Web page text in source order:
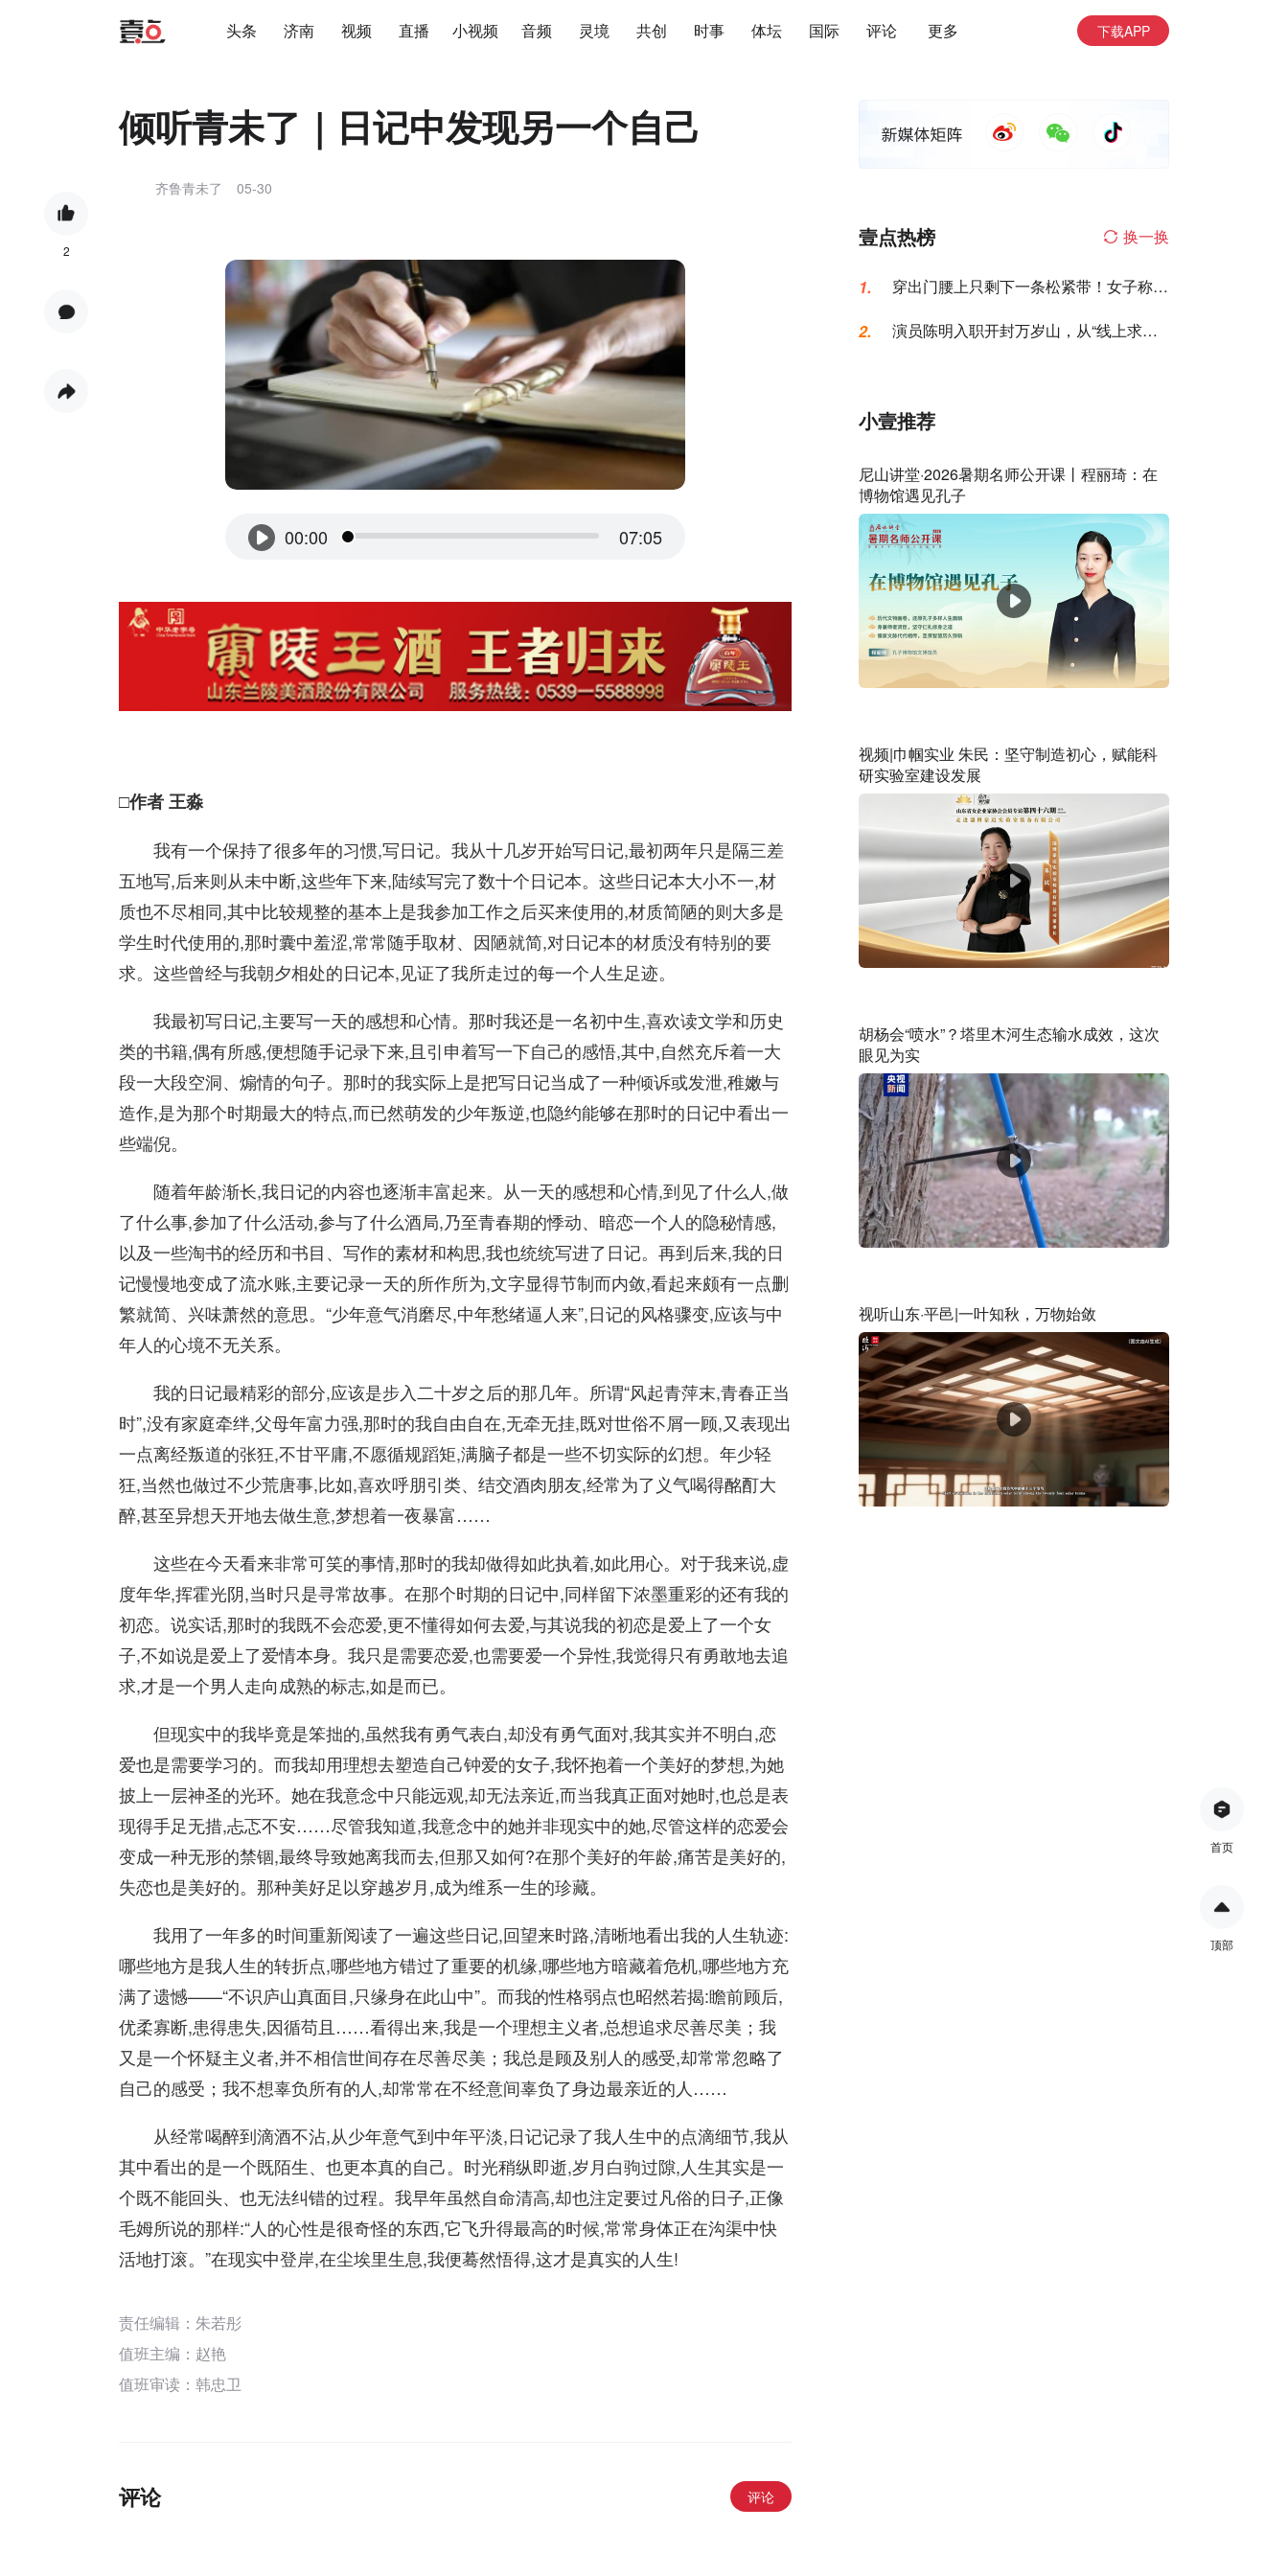
头条 济南 视频 直播 小视频 音频 灵境 共创 时事 体坛 国际 评论 更多 下载APP
2
倾听青未了｜日记中发现另一个自己
齐鲁青未了 05-30
07:05
□作者 王淼
我有一个保持了很多年的习惯,写日记。我从十几岁开始写日记,最初两年只是隔三差
五地写,后来则从未中断,这些年下来,陆续写完了数十个日记本。这些日记本大小不一,材
质也不尽相同,其中比较规整的基本上是我参加工作之后买来使用的,材质简陋的则大多是
学生时代使用的,那时囊中羞涩,常常随手取材、因陋就简,对日记本的材质没有特别的要
求。这些曾经与我朝夕相处的日记本,见证了我所走过的每一个人生足迹。
我最初写日记,主要写一天的感想和心情。那时我还是一名初中生,喜欢读文学和历史
类的书籍,偶有所感,便想随手记录下来,且引申着写一下自己的感悟,其中,自然充斥着一大
段一大段空洞、煽情的句子。那时的我实际上是把写日记当成了一种倾诉或发泄,稚嫩与
造作,是为那个时期最大的特点,而已然萌发的少年叛逆,也隐约能够在那时的日记中看出一
些端倪。
随着年龄渐长,我日记的内容也逐渐丰富起来。从一天的感想和心情,到见了什么人,做
了什么事,参加了什么活动,参与了什么酒局,乃至青春期的悸动、暗恋一个人的隐秘情感,
以及一些淘书的经历和书目、写作的素材和构思,我也统统写进了日记。再到后来,我的日
记慢慢地变成了流水账,主要记录一天的所作所为,文字显得节制而内敛,看起来颇有一点删
繁就简、兴味萧然的意思。“少年意气消磨尽,中年愁绪逼人来”,日记的风格骤变,应该与中
年人的心境不无关系。
我的日记最精彩的部分,应该是步入二十岁之后的那几年。所谓“风起青萍末,青春正当
时”,没有家庭牵绊,父母年富力强,那时的我自由自在,无牵无挂,既对世俗不屑一顾,又表现出
一点离经叛道的张狂,不甘平庸,不愿循规蹈矩,满脑子都是一些不切实际的幻想。年少轻
狂,当然也做过不少荒唐事,比如,喜欢呼朋引类、结交酒肉朋友,经常为了义气喝得酩酊大
醉,甚至异想天开地去做生意,梦想着一夜暴富……
这些在今天看来非常可笑的事情,那时的我却做得如此执着,如此用心。对于我来说,虚
度年华,挥霍光阴,当时只是寻常故事。在那个时期的日记中,同样留下浓墨重彩的还有我的
初恋。说实话,那时的我既不会恋爱,更不懂得如何去爱,与其说我的初恋是爱上了一个女
子,不如说是爱上了爱情本身。我只是需要恋爱,也需要爱一个异性,我觉得只有勇敢地去追
求,才是一个男人走向成熟的标志,如是而已。
但现实中的我毕竟是笨拙的,虽然我有勇气表白,却没有勇气面对,我其实并不明白,恋
爱也是需要学习的。而我却用理想去塑造自己钟爱的女子,我怀抱着一个美好的梦想,为她
披上一层神圣的光环。她在我意念中只能远观,却无法亲近,而当我真正面对她时,也总是表
现得手足无措,忐忑不安……尽管我知道,我意念中的她并非现实中的她,尽管这样的恋爱会
变成一种无形的禁锢,最终导致她离我而去,但那又如何?在那个美好的年龄,痛苦是美好的,
失恋也是美好的。那种美好足以穿越岁月,成为维系一生的珍藏。
我用了一年多的时间重新阅读了一遍这些日记,回望来时路,清晰地看出我的人生轨迹:
哪些地方是我人生的转折点,哪些地方错过了重要的机缘,哪些地方暗藏着危机,哪些地方充
满了遗憾——“不识庐山真面目,只缘身在此山中”。而我的性格弱点也昭然若揭:瞻前顾后,
优柔寡断,患得患失,因循苟且……看得出来,我是一个理想主义者,总想追求尽善尽美；我
又是一个怀疑主义者,并不相信世间存在尽善尽美；我总是顾及别人的感受,却常常忽略了
自己的感受；我不想辜负所有的人,却常常在不经意间辜负了身边最亲近的人……
从经常喝醉到滴酒不沾,从少年意气到中年平淡,日记记录了我人生中的点滴细节,我从
其中看出的是一个既陌生、也更本真的自己。时光稍纵即逝,岁月白驹过隙,人生其实是一
个既不能回头、也无法纠错的过程。我早年虽然自命清高,却也注定要过凡俗的日子,正像
毛姆所说的那样:“人的心性是很奇怪的东西,它飞升得最高的时候,常常身体正在沟渠中快
活地打滚。”在现实中登岸,在尘埃里生息,我便蓦然悟得,这才是真实的人生!
责任编辑：朱若彤
值班主编： 赵艳
值班审读：韩忠卫
评论 评论
壹点热榜 换一换
1.
穿出门腰上只剩下一条松紧带！女子称名
2.
演员陈明入职开封万岁山，从“线上求
小壹推荐
尼山讲堂·2026暑期名师公开课丨程丽琦：在
博物馆遇见孔子
视频|巾帼实业 朱民：坚守制造初心，赋能科
研实验室建设发展
胡杨会“喷水”？塔里木河生态输水成效，这次
眼见为实
视听山东·平邑|一叶知秋，万物始敛
首页
顶部